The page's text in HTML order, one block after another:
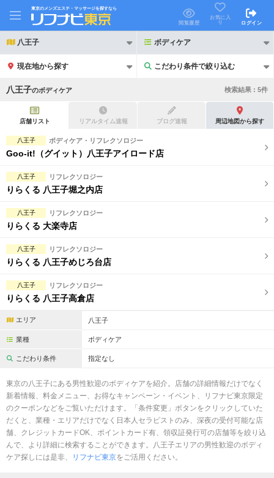
東京のメンズエステ・マッサージを探すなら
閲覧履歴
お気に入
り
ログイン
八王子 ボディケア
現在地から探す こだわり条件で絞り込む
こだわり条件で絞り込む
21時以降も受付 24時以降も受付
初回割引あり
団体割引
キャッシュレス決済OK
2名様歓迎
完全個室
ペアルームあり
スタッフ指名可 Ｗセラピスト
駅から徒歩5分以内
こだわり条件を変更
八王子のボディケア 検索結果 : 5件
店舗リスト リアルタイム速報 ブログ速報 周辺地図から探す
八王子 ボディケア・リフレクソロジー
Goo-it!（グイット）八王子アイロード店
八王子 リフレクソロジー
りらくる 八王子堀之内店
八王子 リフレクソロジー
りらくる 大楽寺店
八王子 リフレクソロジー
りらくる 八王子めじろ台店
八王子 リフレクソロジー
りらくる 八王子高倉店
エリア 八王子
業種 ボディケア
こだわり条件 指定なし
東京の八王子にある男性歓迎のボディケアを紹介。店舗の詳細情報だけでなく
新着情報、料金メニュー、お得なキャンペーン・イベント、リフナビ東京限定
のクーポンなどをご覧いただけます。「条件変更」ボタンをクリックしていた
だくと、業種・エリアだけでなく日本人セラピストのみ、深夜の受付可能な店
舗、クレジットカードOK、ポイントカード有、領収証発行可の店舗等を絞り込
んで、より詳細に検索することができます。八王子エリアの男性歓迎のボディ
ケア探しには是非、
リフナビ東京をご活用ください。